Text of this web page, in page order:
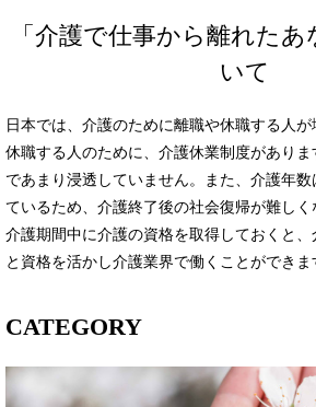
「介護で仕事から離れた
いて
日本では、介護のために離職や休職する人
休職する人のために、介護休業制度がありま
であまり浸透していません。また、介護年
ているため、介護終了後の社会復帰が難しく
介護期間中に介護の資格を取得しておくと
と資格を活かし介護業界で働くことができま
CATEGORY